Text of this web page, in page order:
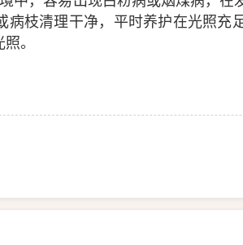
枝清理干净，平时养护在光照充
。